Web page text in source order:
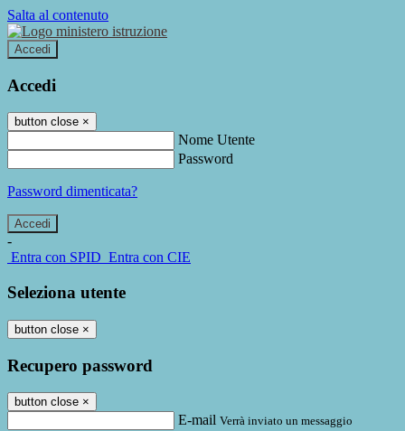
Salta al contenuto
Accedi
Accedi
button close ×
Nome Utente
Password
Password dimenticata?
-
Entra con SPID Entra con CIE
Seleziona utente
button close ×
Recupero password
button close ×
E-mail Verrà inviato un messaggio